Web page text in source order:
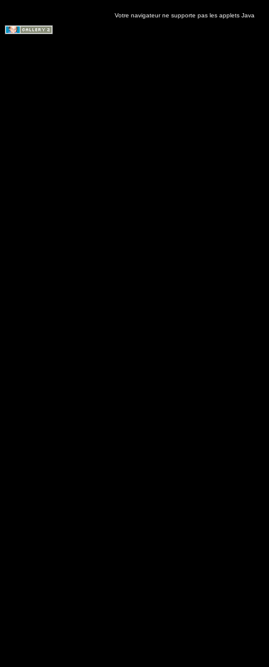
Votre navigateur ne supporte pas les applets Java